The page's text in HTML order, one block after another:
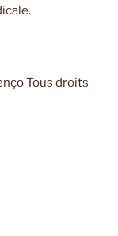
Tous droits